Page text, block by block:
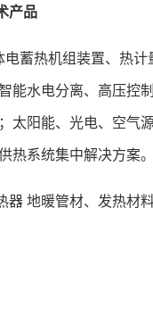
产品
电蓄热机组装置、热
能水电分离、高压控
太阳能、光电、空气
热系统集中解决方案
器 地暖管材、发热材